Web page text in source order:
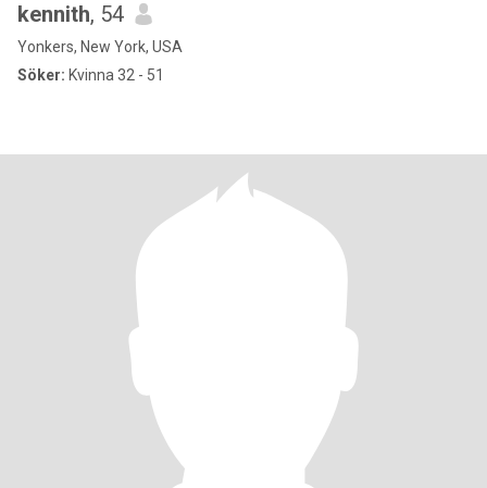
kennith, 54
Yonkers, New York, USA
Söker: Kvinna 32 - 51